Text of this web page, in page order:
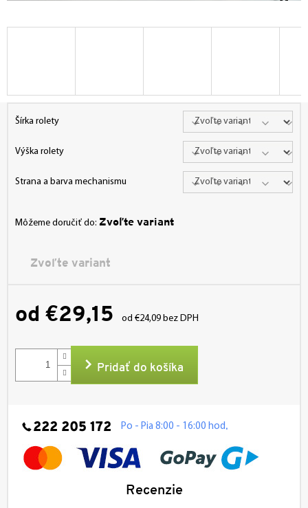
od €29,15 od €24,09 bez DPH
cena:
Šírka rolety
Výška rolety
Strana a barva mechanismu
Môžeme doručiť do: Zvoľte variant
Zvoľte variant
Pridať do košíka
222 205 172 Po - Pia 8:00 - 16:00 hod .
Recenzie